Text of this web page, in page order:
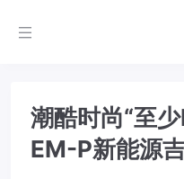
潮酷时尚“至
EM-P新能源